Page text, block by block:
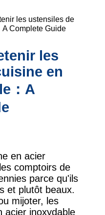
les ustensiles de
Complete Guide
les
en
：A
en acier
comptoirs de
parce qu'ils
et plutôt beaux.
mijoter, les
acier inoxydable